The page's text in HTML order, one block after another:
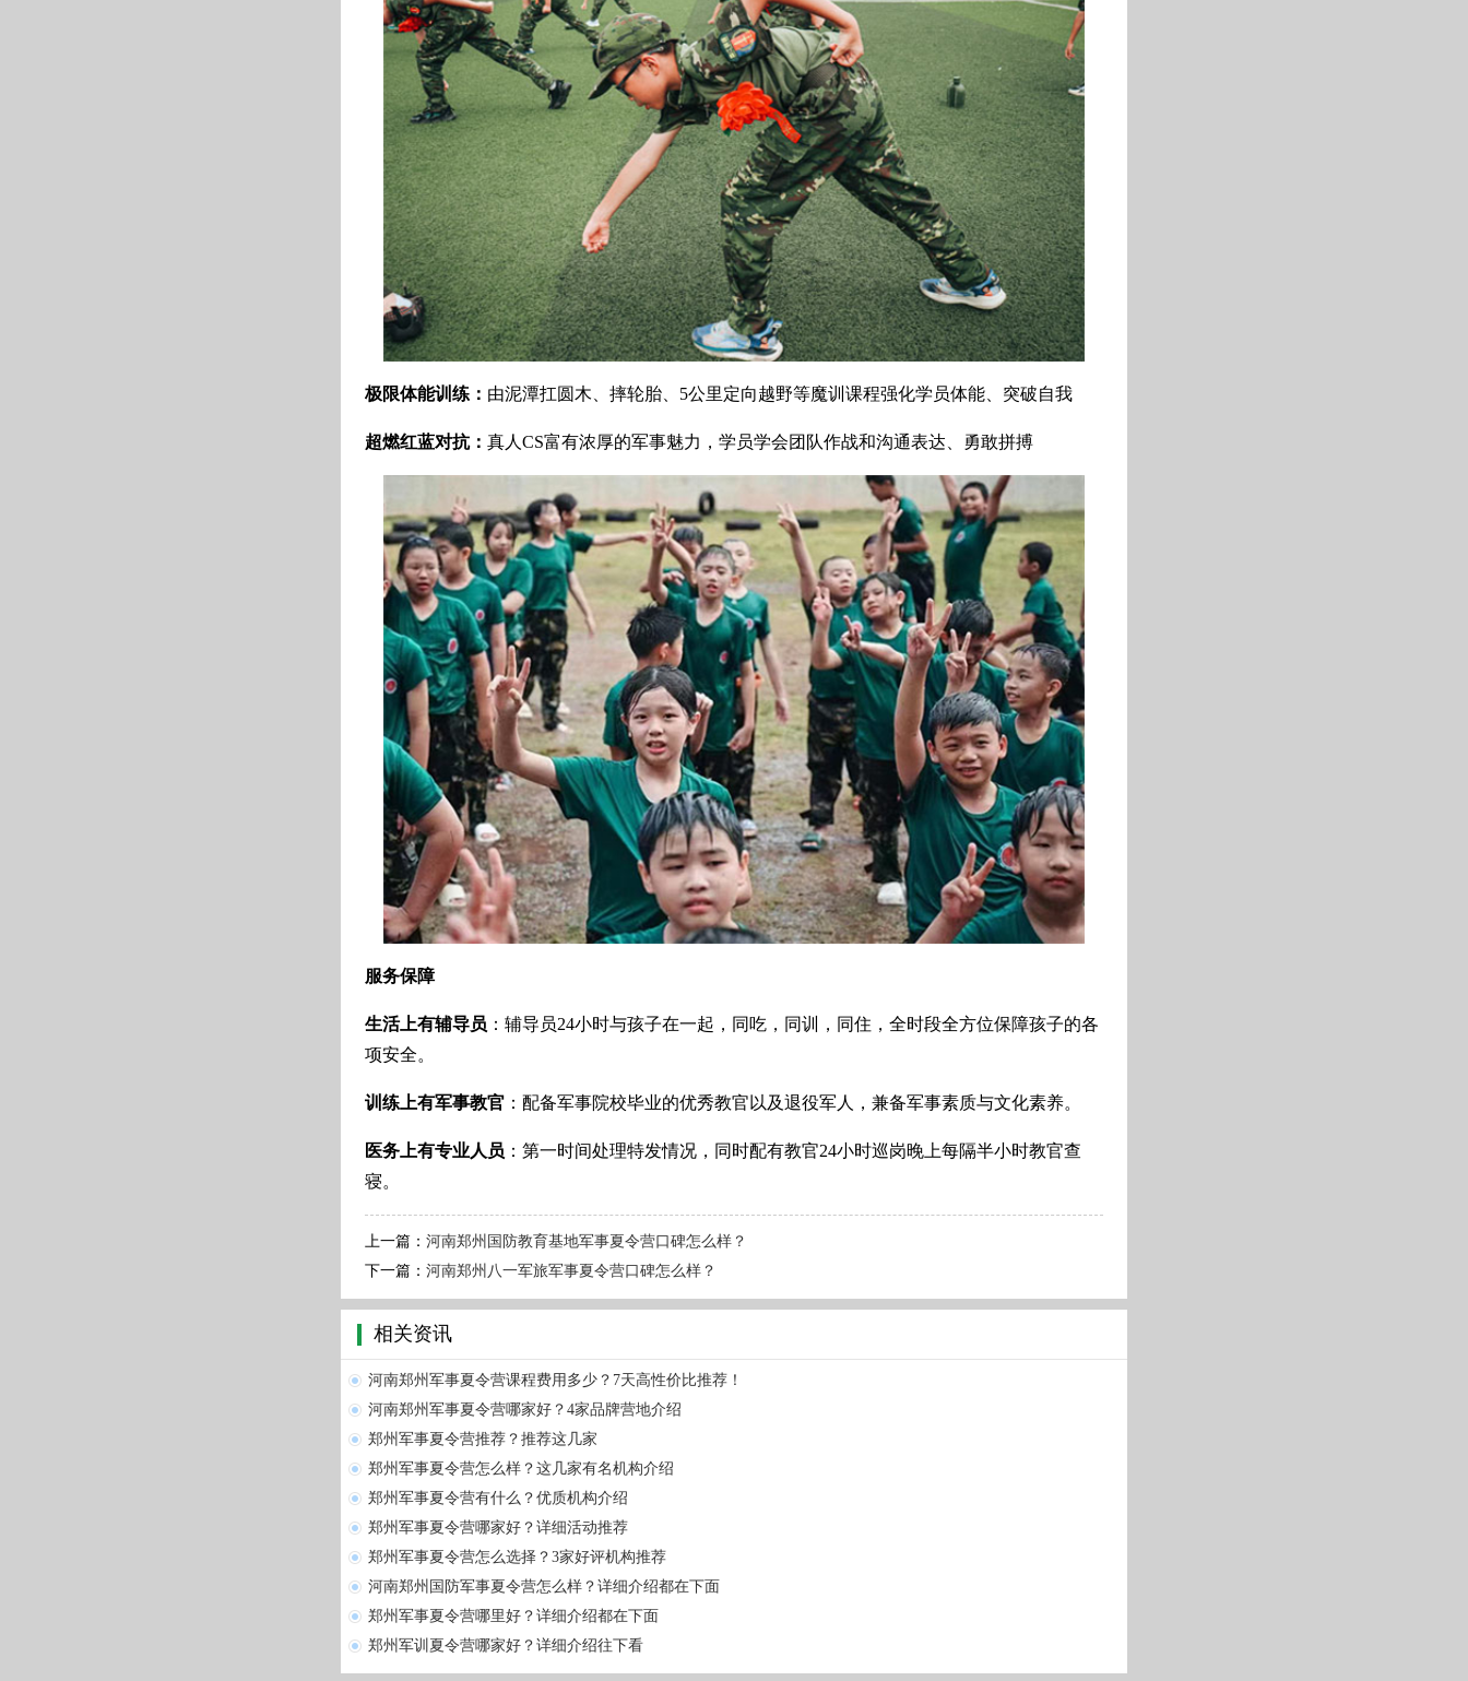
极限体能训练： 由泥潭扛圆木、摔轮胎、5公里定向越野等魔训课程强化学员体能、突破自我
超燃红蓝对抗： 真人CS富有浓厚的军事魅力，学员学会团队作战和沟通表达、勇敢拼搏
服务保障
生活上有辅导员 ：辅导员24小时与孩子在一起，同吃，同训，同住，全时段全方位保障孩子的各
项安全。
训练上有军事教官：配备军事院校毕业的优秀教官以及退役军人，兼备军事素质与文化素养。
医务上有专业人员 ：第一时间处理特发情况，同时配有教官24小时巡岗晚上每隔半小时教官查
寝。
上一篇： 河南郑州国防教育基地军事夏令营口碑怎么样？
下一篇： 河南郑州八一军旅军事夏令营口碑怎么样？
相关资讯
河南郑州军事夏令营课程费用多少？7天高性价比推荐！
河南郑州军事夏令营哪家好？4家品牌营地介绍
郑州军事夏令营推荐？推荐这几家
郑州军事夏令营怎么样？这几家有名机构介绍
郑州军事夏令营有什么？优质机构介绍
郑州军事夏令营哪家好？详细活动推荐
郑州军事夏令营怎么选择？3家好评机构推荐
河南郑州国防军事夏令营怎么样？详细介绍都在下面
郑州军事夏令营哪里好？详细介绍都在下面
郑州军训夏令营哪家好？详细介绍往下看